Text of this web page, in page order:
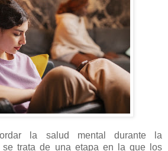
la salud mental durante la
se trata de una etapa en la que los